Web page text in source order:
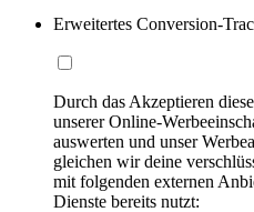
Erweitertes Conversion-
Durch das Akzeptieren
unserer Online-
auswerten und unser
gleichen wir deine
mit folgenden externen
Dienste bereits nutzt: